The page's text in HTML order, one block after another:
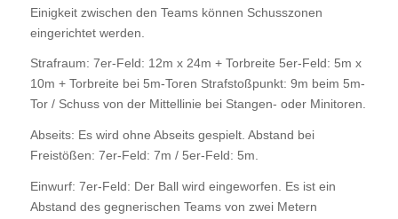
Einigkeit zwischen den Teams können Schusszonen
eingerichtet werden.
Strafraum: 7er-Feld: 12m x 24m + Torbreite 5er-Feld: 5m x
10m + Torbreite bei 5m-Toren Strafstoßpunkt: 9m beim 5m-
Tor / Schuss von der Mittellinie bei Stangen- oder Minitoren.
Abseits: Es wird ohne Abseits gespielt. Abstand bei
Freistößen: 7er-Feld: 7m / 5er-Feld: 5m.
Einwurf: 7er-Feld: Der Ball wird eingeworfen. Es ist ein
Abstand des gegnerischen Teams von zwei Metern